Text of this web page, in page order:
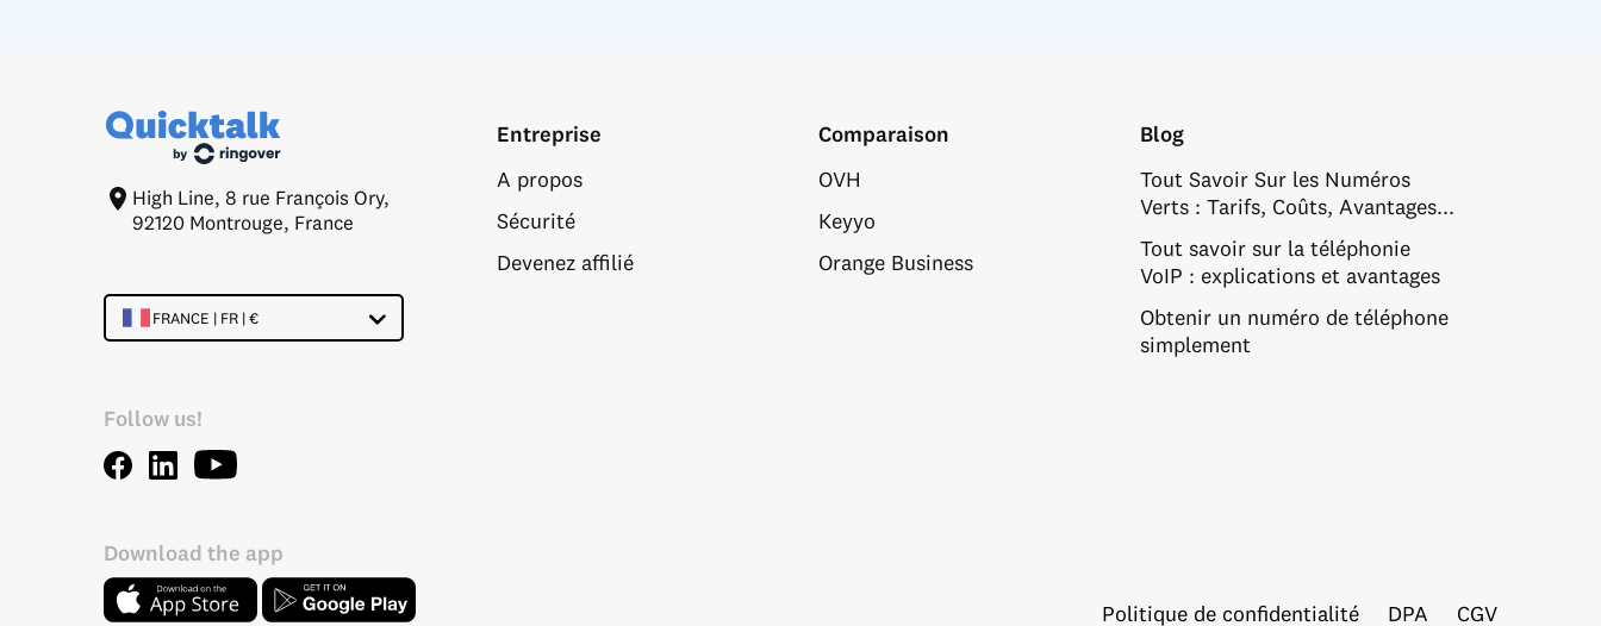
High Line, 8 rue François Ory,
92120 Montrouge, France
FRANCE | FR | €
Entreprise
A propos
Sécurité
Devenez affilié
Comparaison
OVH
Keyyo
Orange Business
Blog
Tout Savoir Sur les Numéros
Verts : Tarifs, Coûts, Avantages...
Tout savoir sur la téléphonie
VoIP : explications et avantages
Obtenir un numéro de téléphone
simplement
Follow us!
Download the app
Politique de confidentialité DPA CGV